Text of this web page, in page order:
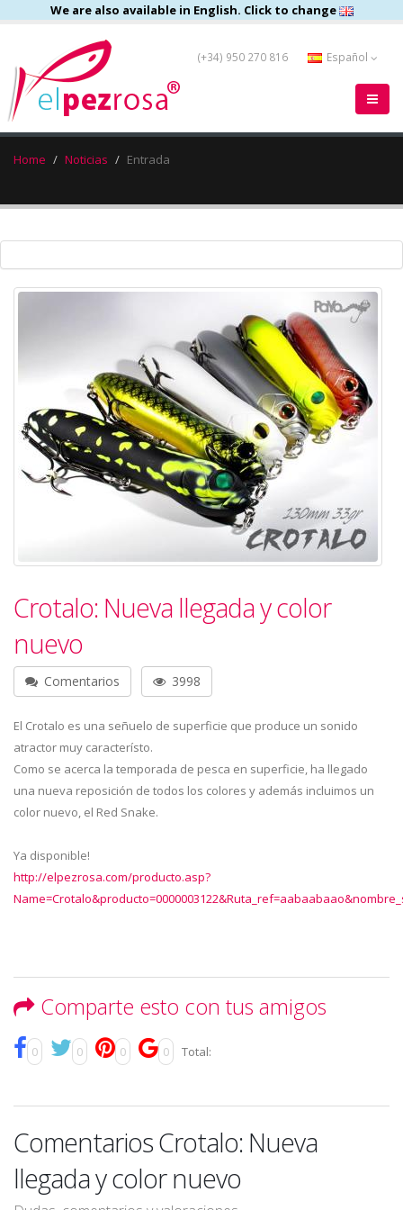
We are also available in English. Click to change
(+34) 950 270 816 Español
Home Noticias Entrada
Crotalo: Nueva llegada y color
nuevo
Comentarios 3998
El Crotalo es una señuelo de superficie que produce un sonido
atractor muy característo.
Como se acerca la temporada de pesca en superficie, ha llegado
una nueva reposición de todos los colores y además incluimos un
color nuevo, el Red Snake.
Ya disponible!
http://elpezrosa.com/producto.asp?
Comparte esto con tus amigos
0 0 0 0 Total:
Comentarios Crotalo: Nueva
llegada y color nuevo